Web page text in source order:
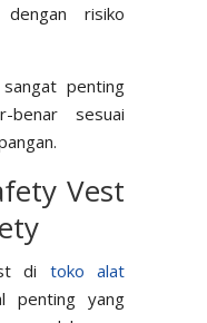
risiko
penting
sesuai
Vest
di toko alat
penting yang